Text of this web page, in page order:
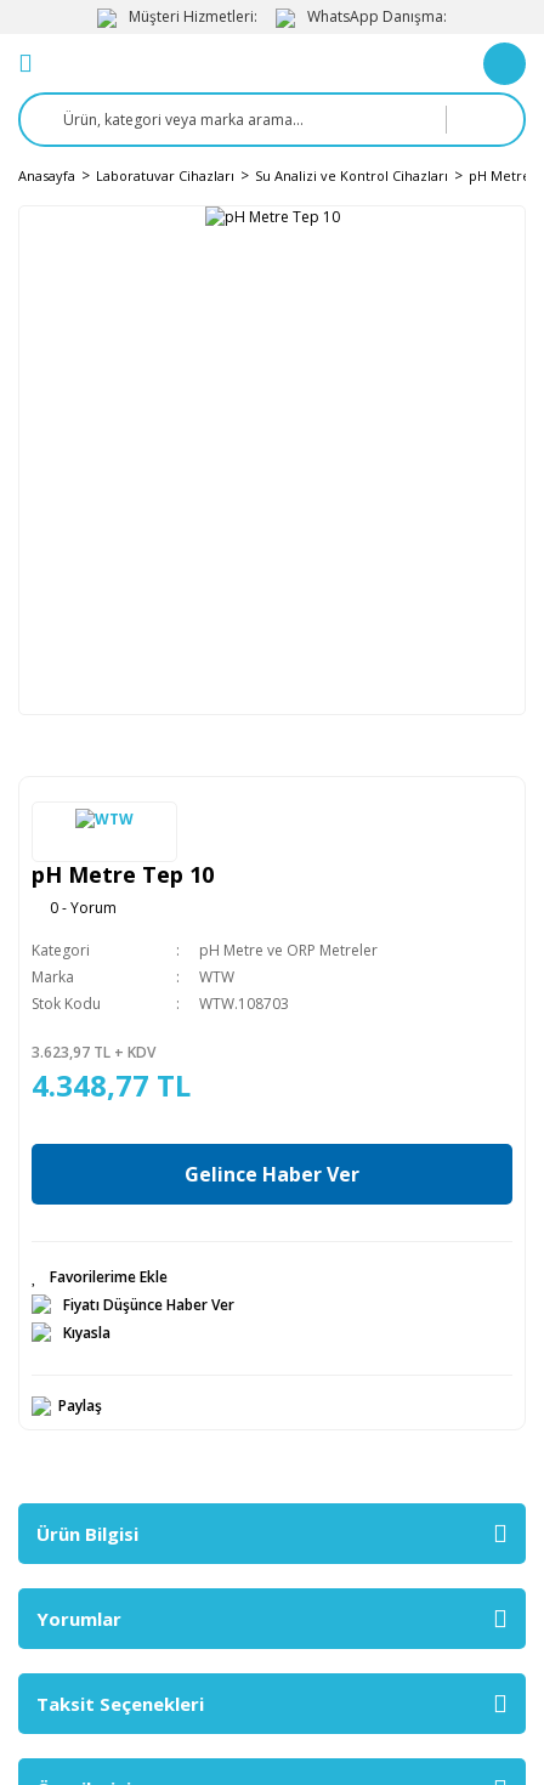
Müşteri Hizmetleri: WhatsApp Danışma:
Anasayfa Laboratuvar Cihazları Su Analizi ve Kontrol Cihazları pH Metre
pH Metre Tep 10
0 - Yorum
Kategori
pH Metre ve ORP Metreler
Marka
WTW
Stok Kodu
WTW.108703
3.623,97 TL + KDV
4.348,77 TL
Gelince Haber Ver
Fiyatı Düşünce Haber Ver
Kıyasla
Paylaş
Ürün Bilgisi
Yorumlar
Taksit Seçenekleri